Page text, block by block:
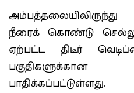
நீரைக் கொண்டு
ஏற்பட்ட திடீர்
பாதிக்கப்பட்டுள்ளது.